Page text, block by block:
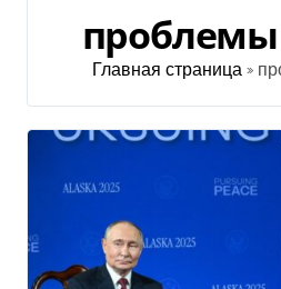
проблемы
Главная страница »